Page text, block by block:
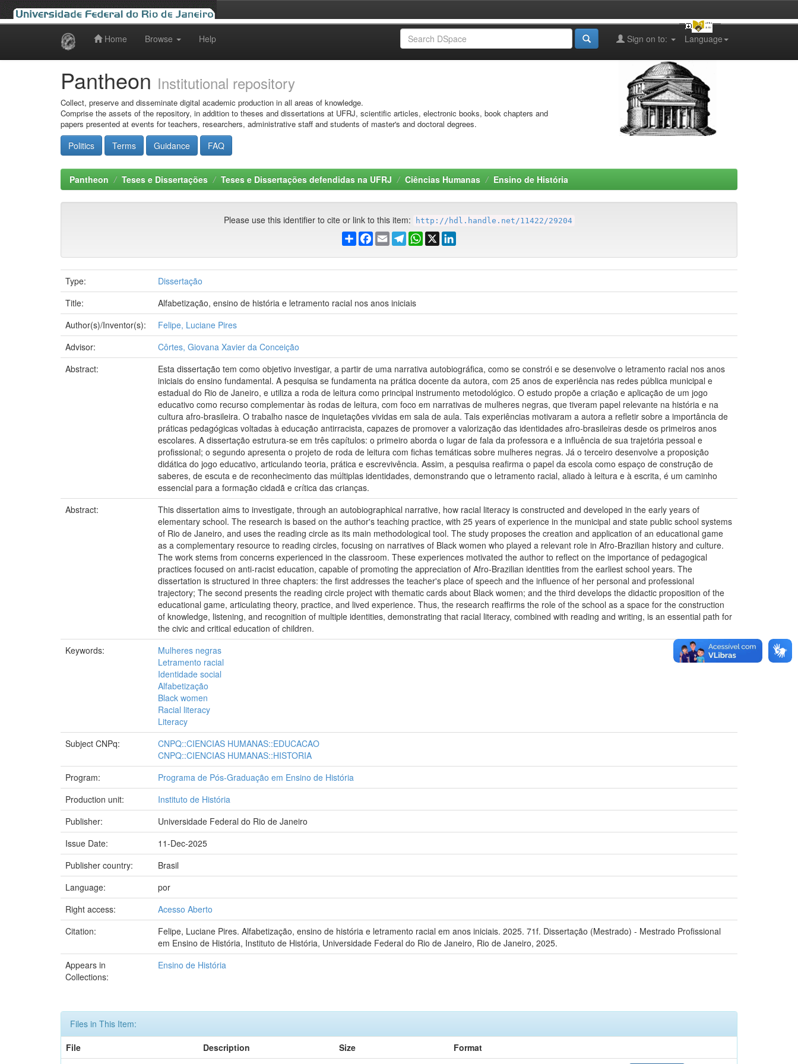
Home Browse Help Language
Sign on to:
Pantheon Institutional repository
Collect, preserve and disseminate digital academic production in all areas of knowledge.
Comprise the assets of the repository, in addition to theses and dissertations at UFRJ, scientific articles, electronic books, book chapters and
papers presented at events for teachers, researchers, administrative staff and students of master's and doctoral degrees.
Politics Terms Guidance FAQ
Pantheon Teses e Dissertações Teses e Dissertações defendidas na UFRJ Ciências Humanas Ensino de História
Please use this identifier to cite or link to this item: http://hdl.handle.net/11422/29204
ShareFacebook
EmailTelegramWhatsApp
X
Type:
Dissertação
Title:
Alfabetização, ensino de história e letramento racial nos anos iniciais
Author(s)/Inventor(s):
Felipe, Luciane Pires
Advisor:
Côrtes, Giovana Xavier da Conceição
Abstract:
Esta dissertação tem como objetivo investigar, a partir de uma narrativa autobiográfica, como se constrói e se desenvolve o letramento racial nos anos
iniciais do ensino fundamental. A pesquisa se fundamenta na prática docente da autora, com 25 anos de experiência nas redes pública municipal e
estadual do Rio de Janeiro, e utiliza a roda de leitura como principal instrumento metodológico. O estudo propõe a criação e aplicação de um jogo
educativo como recurso complementar às rodas de leitura, com foco em narrativas de mulheres negras, que tiveram papel relevante na história e na
cultura afro-brasileira. O trabalho nasce de inquietações vividas em sala de aula. Tais experiências motivaram a autora a refletir sobre a importância de
práticas pedagógicas voltadas à educação antirracista, capazes de promover a valorização das identidades afro-brasileiras desde os primeiros anos
escolares. A dissertação estrutura-se em três capítulos: o primeiro aborda o lugar de fala da professora e a influência de sua trajetória pessoal e
profissional; o segundo apresenta o projeto de roda de leitura com fichas temáticas sobre mulheres negras. Já o terceiro desenvolve a proposição
didática do jogo educativo, articulando teoria, prática e escrevivência. Assim, a pesquisa reafirma o papel da escola como espaço de construção de
saberes, de escuta e de reconhecimento das múltiplas identidades, demonstrando que o letramento racial, aliado à leitura e à escrita, é um caminho
essencial para a formação cidadã e crítica das crianças.
Abstract:
This dissertation aims to investigate, through an autobiographical narrative, how racial literacy is constructed and developed in the early years of
elementary school. The research is based on the author's teaching practice, with 25 years of experience in the municipal and state public school systems
of Rio de Janeiro, and uses the reading circle as its main methodological tool. The study proposes the creation and application of an educational game
as a complementary resource to reading circles, focusing on narratives of Black women who played a relevant role in Afro-Brazilian history and culture.
The work stems from concerns experienced in the classroom. These experiences motivated the author to reflect on the importance of pedagogical
practices focused on anti-racist education, capable of promoting the appreciation of Afro-Brazilian identities from the earliest school years. The
dissertation is structured in three chapters: the first addresses the teacher's place of speech and the influence of her personal and professional
trajectory; The second presents the reading circle project with thematic cards about Black women; and the third develops the didactic proposition of the
educational game, articulating theory, practice, and lived experience. Thus, the research reaffirms the role of the school as a space for the construction
of knowledge, listening, and recognition of multiple identities, demonstrating that racial literacy, combined with reading and writing, is an essential path for
the civic and critical education of children.
Keywords:
Mulheres negras
Letramento racial
Identidade social
Alfabetização
Black women
Racial literacy
Literacy
Subject CNPq:
CNPQ::CIENCIAS HUMANAS::EDUCACAO
CNPQ::CIENCIAS HUMANAS::HISTORIA
Program:
Programa de Pós-Graduação em Ensino de História
Production unit:
Instituto de História
Publisher:
Universidade Federal do Rio de Janeiro
Issue Date:
11-Dec-2025
Publisher country:
Brasil
Language:
por
Right access:
Acesso Aberto
Citation:
Felipe, Luciane Pires. Alfabetização, ensino de história e letramento racial em anos iniciais. 2025. 71f. Dissertação (Mestrado) - Mestrado Profissional
em Ensino de História, Instituto de História, Universidade Federal do Rio de Janeiro, Rio de Janeiro, 2025.
Appears in
Collections:
Ensino de História
Files in This Item:
File
Description Size
Format